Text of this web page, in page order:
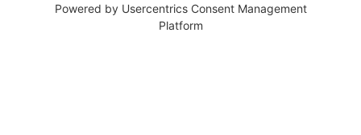
Powered by Usercentrics Consent Management
Platform